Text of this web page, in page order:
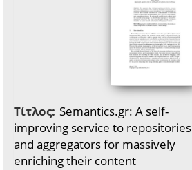
Τίτλος: Semantics.gr: A self-
improving service to repositories
and aggregators for massively
enriching their content